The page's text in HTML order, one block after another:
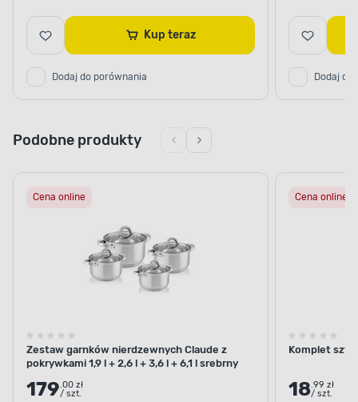
Kup teraz
Dodaj do porównania Dodaj do
Podobne produkty
Cena online
Zestaw garnków nierdzewnych Claude z
pokrywkami 1,9 l + 2,6 l + 3,6 l + 6,1 l srebrny
179.00 zł
/ szt.
Cena online
Komplet
18.99 zł
/ szt.